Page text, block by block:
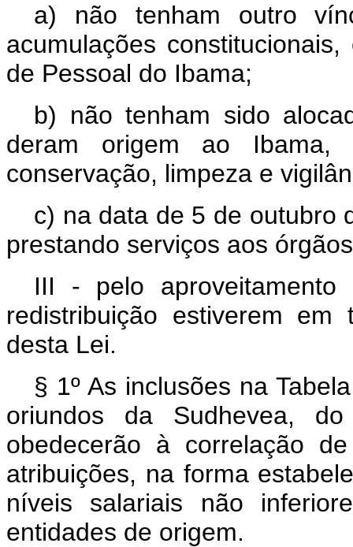
a) não tenham outro
acumulações
de Pessoal do Ibama;
b) não tenham sido
deram origem ao Ibama,
conservação, limpeza e
c) na data de 5 de outubro
prestando serviços aos
III - pelo aproveitamento
redistribuição estiverem
desta Lei.
§ 1º As inclusões na
oriundos da Sudhevea,
obedecerão à correlação
atribuições, na forma
níveis salariais não
entidades de origem.